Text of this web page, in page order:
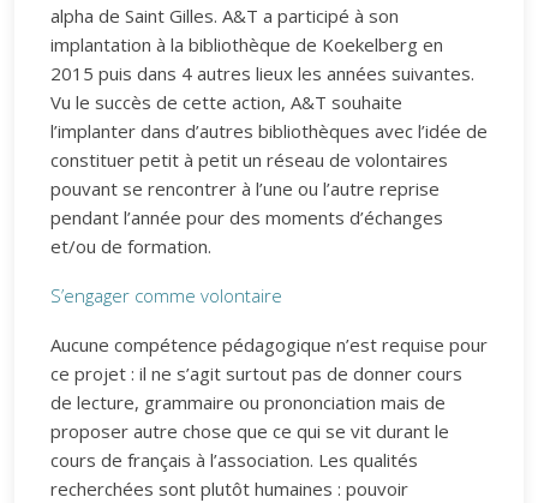
alpha de Saint Gilles. A&T a participé à son
implantation à la bibliothèque de Koekelberg en
2015 puis dans 4 autres lieux les années suivantes.
Vu le succès de cette action, A&T souhaite
l’implanter dans d’autres bibliothèques avec l’idée de
constituer petit à petit un réseau de volontaires
pouvant se rencontrer à l’une ou l’autre reprise
pendant l’année pour des moments d’échanges
et/ou de formation.
S’engager comme volontaire
Aucune compétence pédagogique n’est requise pour
ce projet : il ne s’agit surtout pas de donner cours
de lecture, grammaire ou prononciation mais de
proposer autre chose que ce qui se vit durant le
cours de français à l’association. Les qualités
recherchées sont plutôt humaines : pouvoir